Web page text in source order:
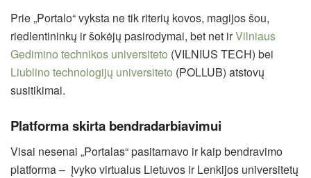
Prie „Portalo“ vyksta ne tik riterių kovos, magijos šou,
riedlentininkų ir šokėjų pasirodymai, bet net irVilniaus
Gedimino technikos universiteto (VILNIUS TECH) bei
Liublino technologijų universiteto (POLLUB) atstovų
susitikimai.
Platforma skirta bendradarbiavimui
Visai nesenai „Portalas“ pasitarnavo ir kaip bendravimo
platforma – įvyko virtualus Lietuvos ir Lenkijos universitetų